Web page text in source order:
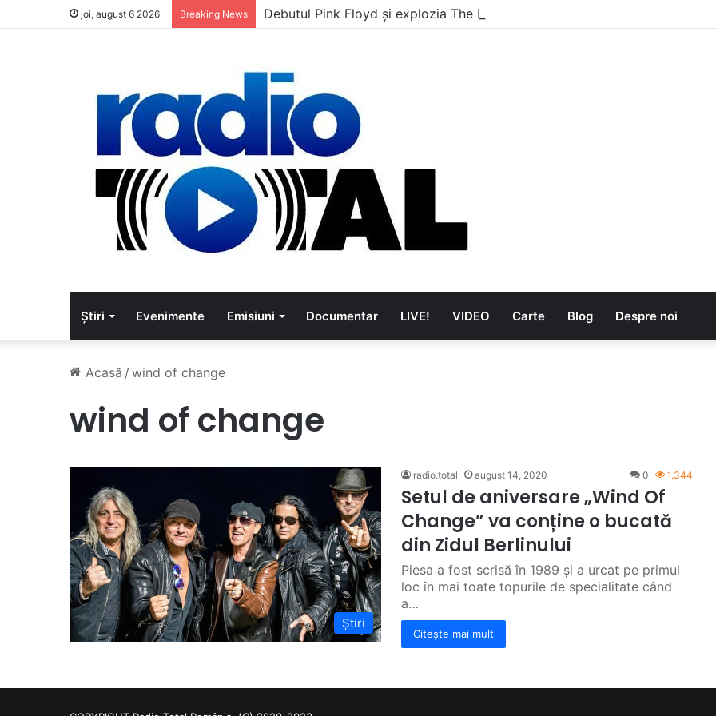
joi, august 6 2026 Breaking News Debutul Pink Floyd și explozia The Kinks
Știri Evenimente Emisiuni Documentar LIVE! VIDEO Carte Blog Despre noi
Acasă / wind of change
wind of change
Știri
radio.total august 14, 2020 0 1.344
Setul de aniversare „Wind Of
Change” va conține o bucată
din Zidul Berlinului
Piesa a fost scrisă în 1989 și a urcat pe primul
loc în mai toate topurile de specialitate când
a…
Citește mai mult